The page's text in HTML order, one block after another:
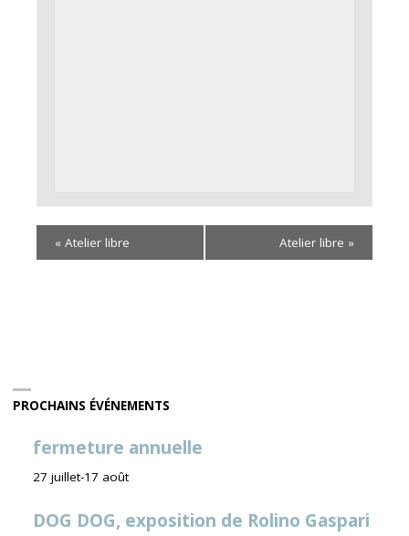
« Atelier libre Atelier libre »
PROCHAINS ÉVÉNEMENTS
fermeture annuelle
27 juillet-17 août
DOG DOG, exposition de Rolino Gaspari